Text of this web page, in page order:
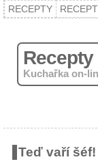
RECEPTY
Recepty
Kuchařka on-
Teď vaří šéf!